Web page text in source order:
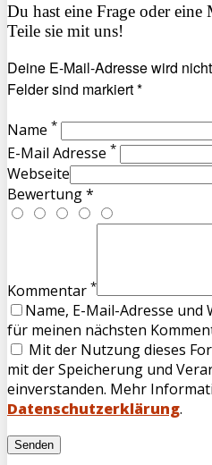
Du hast eine Frage oder
Teile sie mit uns!
Deine E-Mail-Adresse wird
Felder sind markiert *
Name *
E-Mail Adresse *
Webseite
Bewertung *
Kommentar *
Name, E-Mail-Adresse
für meinen nächsten
Mit der Nutzung dieses
mit der Speicherung und
einverstanden. Mehr
Datenschutzerklärung.